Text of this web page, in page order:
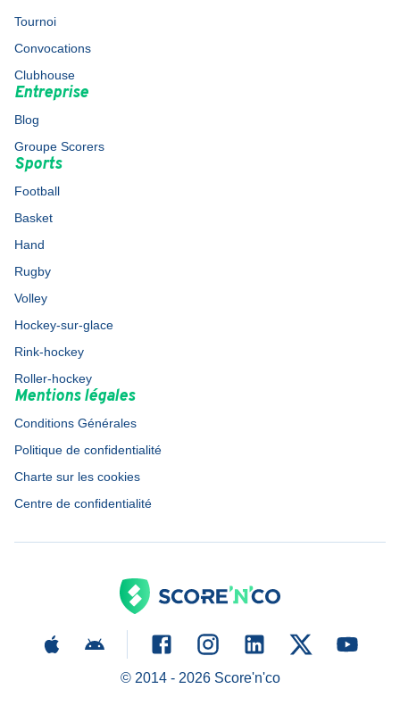
Tournoi
Convocations
Clubhouse
Entreprise
Blog
Groupe Scorers
Sports
Football
Basket
Hand
Rugby
Volley
Hockey-sur-glace
Rink-hockey
Roller-hockey
Mentions légales
Conditions Générales
Politique de confidentialité
Charte sur les cookies
Centre de confidentialité
© 2014 - 2026Score'n'co